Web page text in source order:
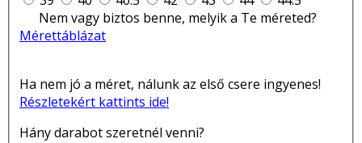
Nem vagy biztos benne, melyik a Te méreted?
Mérettáblázat
Ha nem jó a méret, nálunk az első csere ingyenes!
Részletekért kattints ide!
Hány darabot szeretnél venni?